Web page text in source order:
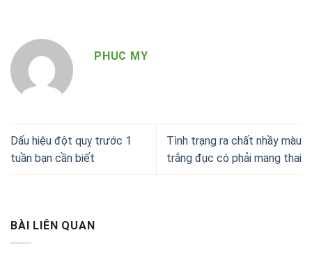
PHUC MY
Dấu hiệu đột quỵ trước 1
tuần bạn cần biết
Tình trạng ra chất nhầy màu
trắng đục có phải mang thai
BÀI LIÊN QUAN